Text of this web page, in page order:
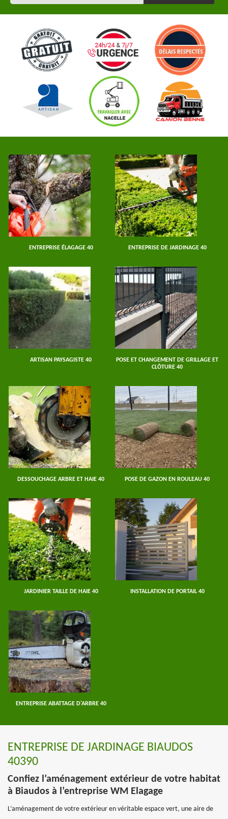
ENTREPRISE ÉLAGAGE 40 ENTREPRISE DE JARDINAGE 40
ARTISAN PAYSAGISTE 40
POSE ET CHANGEMENT DE GRILLAGE ET
CLÔTURE 40
DESSOUCHAGE ARBRE ET HAIE 40 POSE DE GAZON EN ROULEAU 40
JARDINIER TAILLE DE HAIE 40 INSTALLATION DE PORTAIL 40
ENTREPRISE ABATTAGE D'ARBRE 40
ENTREPRISE DE JARDINAGE BIAUDOS
40390
Confiez l’aménagement extérieur de votre habitat
à Biaudos à l’entreprise WM Elagage
L’aménagement de votre extérieur en véritable espace vert, une aire de